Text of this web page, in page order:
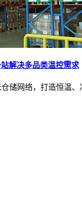
解决多品类温控需求
储网络，打造恒温